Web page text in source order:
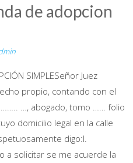
de adopcion
SIMPLESeñor Juez
propio, contando con el
…, abogado, tomo …… folio
domicilio legal en la calle
digo:I.
a solicitar se me acuerde la